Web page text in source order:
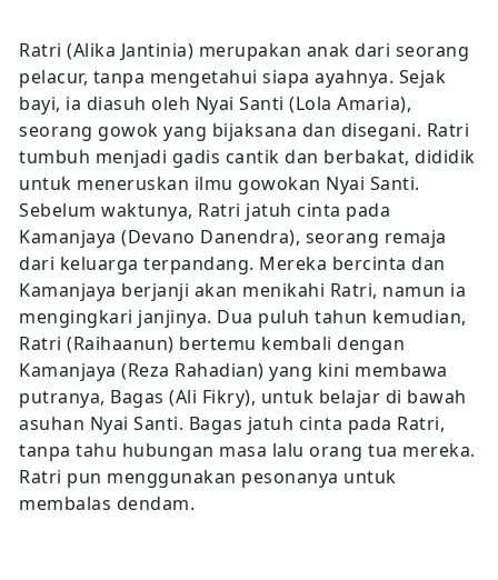
Ratri (Alika Jantinia) merupakan anak dari seorang
pelacur, tanpa mengetahui siapa ayahnya. Sejak
bayi, ia diasuh oleh Nyai Santi (Lola Amaria),
seorang gowok yang bijaksana dan disegani. Ratri
tumbuh menjadi gadis cantik dan berbakat, dididik
untuk meneruskan ilmu gowokan Nyai Santi.
Sebelum waktunya, Ratri jatuh cinta pada
Kamanjaya (Devano Danendra), seorang remaja
dari keluarga terpandang. Mereka bercinta dan
Kamanjaya berjanji akan menikahi Ratri, namun ia
mengingkari janjinya. Dua puluh tahun kemudian,
Ratri (Raihaanun) bertemu kembali dengan
Kamanjaya (Reza Rahadian) yang kini membawa
putranya, Bagas (Ali Fikry), untuk belajar di bawah
asuhan Nyai Santi. Bagas jatuh cinta pada Ratri,
tanpa tahu hubungan masa lalu orang tua mereka.
Ratri pun menggunakan pesonanya untuk
membalas dendam.